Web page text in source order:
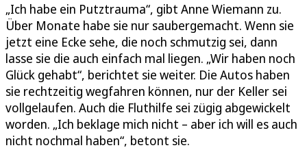
„Ich habe ein Putztrauma“, gibt Anne Wiemann zu.
Über Monate habe sie nur saubergemacht. Wenn sie
jetzt eine Ecke sehe, die noch schmutzig sei, dann
lasse sie die auch einfach mal liegen. „Wir haben noch
Glück gehabt“, berichtet sie weiter. Die Autos haben
sie rechtzeitig wegfahren können, nur der Keller sei
vollgelaufen. Auch die Fluthilfe sei zügig abgewickelt
worden. „Ich beklage mich nicht – aber ich will es auch
nicht nochmal haben“, betont sie.